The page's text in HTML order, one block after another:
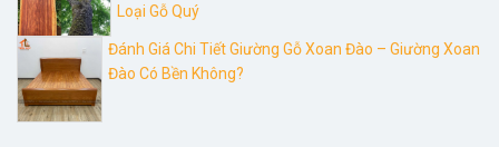
Loại Gỗ Quý
Đánh Giá Chi Tiết Giường Gỗ Xoan Đào – Giường Xoan
Đào Có Bền Không?